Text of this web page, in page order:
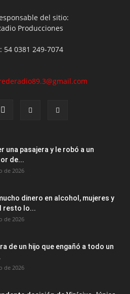
del sitio:
Producciones
54 0381 249-7074
una pasajera y le robó a un
de...
de 2026
dinero en alcohol, mujeres y
resto lo...
de 2026
de un hijo que engañó a todo un
de 2026